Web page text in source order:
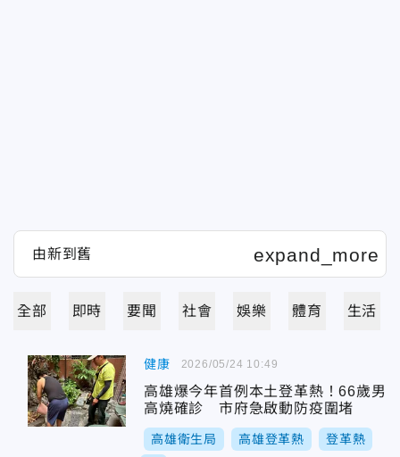
全部 即時 要聞 社會 娛樂 體育 生活
健康
高雄爆今年首例本土登革熱！66歲男
高燒確診 市府急啟動防疫圍堵
高雄衛生局 高雄登革熱 登革熱
2026/05/24 10:49